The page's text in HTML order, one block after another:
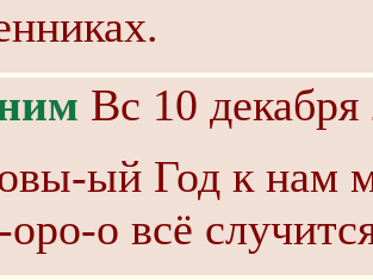
Вс 10
ый Год к нам
о всё